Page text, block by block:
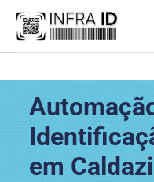
em